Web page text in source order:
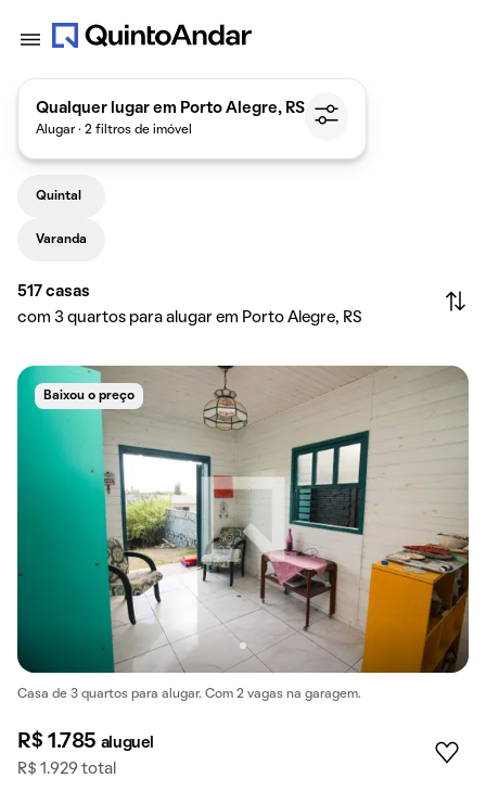
Qualquer lugar em Porto Alegre, RS
Alugar · 2 filtros de imóvel
Quintal
Varanda
517 casas
com 3 quartos para alugar em Porto Alegre, RS
Baixou o preço
Casa de 3 quartos para alugar. Com 2 vagas na garagem.
R$ 1.785 aluguel
R$ 1.929 total